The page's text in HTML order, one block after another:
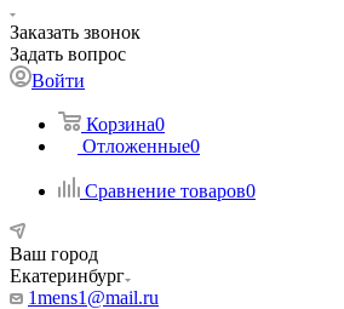
Заказать звонок
Задать вопрос
Войти
Корзина0
Отложенные0
Сравнение товаров0
Ваш город
Екатеринбург
1mens1@mail.ru